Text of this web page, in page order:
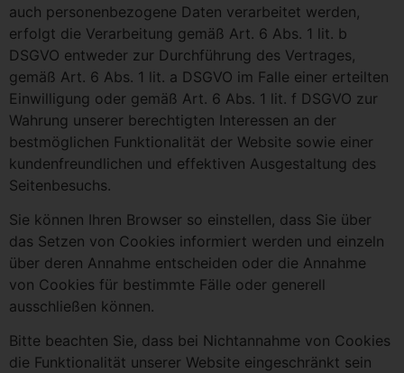
auch personenbezogene Daten verarbeitet werden,
erfolgt die Verarbeitung gemäß Art. 6 Abs. 1 lit. b
DSGVO entweder zur Durchführung des Vertrages,
gemäß Art. 6 Abs. 1 lit. a DSGVO im Falle einer erteilten
Einwilligung oder gemäß Art. 6 Abs. 1 lit. f DSGVO zur
Wahrung unserer berechtigten Interessen an der
bestmöglichen Funktionalität der Website sowie einer
kundenfreundlichen und effektiven Ausgestaltung des
Seitenbesuchs.
Sie können Ihren Browser so einstellen, dass Sie über
das Setzen von Cookies informiert werden und einzeln
über deren Annahme entscheiden oder die Annahme
von Cookies für bestimmte Fälle oder generell
ausschließen können.
Bitte beachten Sie, dass bei Nichtannahme von Cookies
die Funktionalität unserer Website eingeschränkt sein